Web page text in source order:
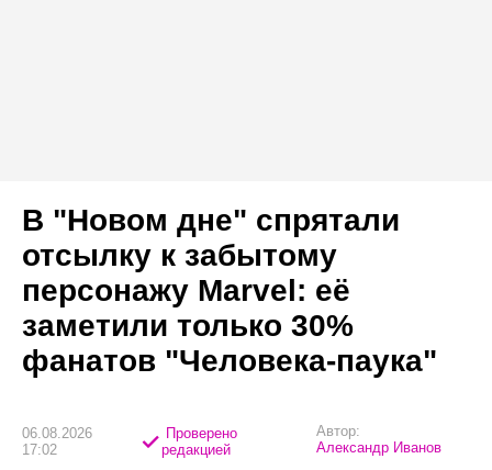
В "Новом дне" спрятали
отсылку к забытому
персонажу Marvel: её
заметили только 30%
фанатов "Человека-паука"
06.08.2026
17:02
Проверено
редакцией
Автор:
Александр Иванов